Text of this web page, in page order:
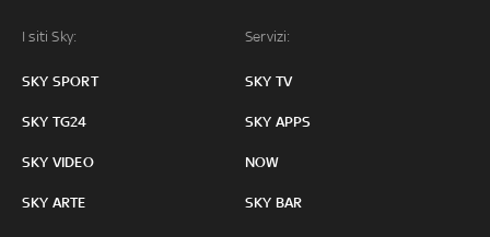
I siti Sky:
SKY SPORT
SKY TG24
SKY VIDEO
SKY ARTE
Servizi:
SKY TV
SKY APPS
NOW
SKY BAR